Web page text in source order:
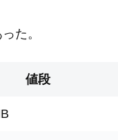
た。
値段